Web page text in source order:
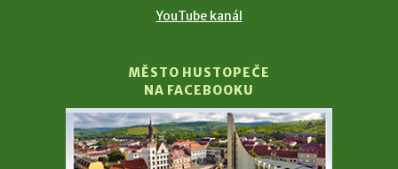
YouTube kanál
MĚSTO HUSTOPEČE
NA FACEBOOKU